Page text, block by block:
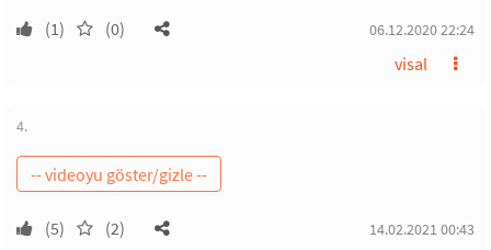
(1) (0) 06.12.2020 22:24
visal
4.
(5) (2) 14.02.2021 00:43